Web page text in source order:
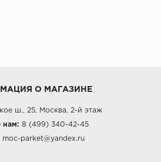
О МАГАЗИНЕ
ш., 25, Москва, 2-й этаж
нам: 8 (499) 340-42-45
moc-parket@yandex.ru